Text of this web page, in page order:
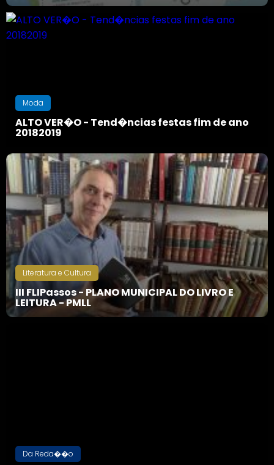
Moda
ALTO VER�O - Tend�ncias festas fim de ano
20182019
Literatura e Cultura
III FLIPassos - PLANO MUNICIPAL DO LIVRO E
LEITURA - PMLL
Da Reda��o